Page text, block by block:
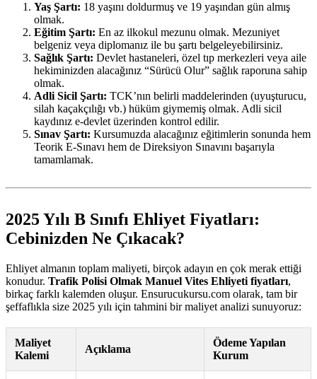
Yaş Şartı: 18 yaşını doldurmuş ve 19 yaşından gün almış
olmak.
Eğitim Şartı: En az ilkokul mezunu olmak. Mezuniyet
belgeniz veya diplomanız ile bu şartı belgeleyebilirsiniz.
Sağlık Şartı: Devlet hastaneleri, özel tıp merkezleri veya aile
hekiminizden alacağınız “Sürücü Olur” sağlık raporuna sahip
olmak.
Adli Sicil Şartı: TCK’nın belirli maddelerinden (uyuşturucu,
silah kaçakçılığı vb.) hüküm giymemiş olmak. Adli sicil
kaydınız e-devlet üzerinden kontrol edilir.
Sınav Şartı: Kursumuzda alacağınız eğitimlerin sonunda hem
Teorik E-Sınavı hem de Direksiyon Sınavını başarıyla
tamamlamak.
2025 Yılı B Sınıfı Ehliyet Fiyatları:
Cebinizden Ne Çıkacak?
Ehliyet almanın toplam maliyeti, birçok adayın en çok merak ettiği
konudur. Trafik Polisi Olmak Manuel Vites Ehliyeti fiyatları,
birkaç farklı kalemden oluşur. Ensurucukursu.com olarak, tam bir
şeffaflıkla size 2025 yılı için tahmini bir maliyet analizi sunuyoruz:
Maliyet
Kalemi
Açıklama
Ödeme Yapılan
Kurum